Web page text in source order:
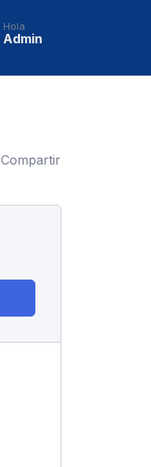
Hola
Admin
Compartir